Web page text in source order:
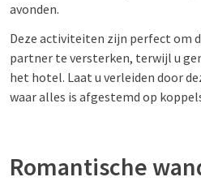
avonden.
Deze activiteiten zijn perfect om
partner te versterken, terwijl u
het hotel. Laat u verleiden door
waar alles is afgestemd op
Romantische